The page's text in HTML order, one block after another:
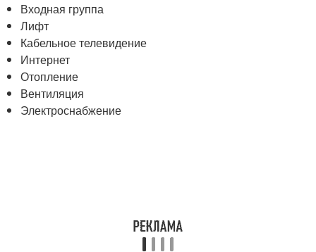
Входная группа
Лифт
Кабельное телевидение
Интернет
Отопление
Вентиляция
Электроснабжение